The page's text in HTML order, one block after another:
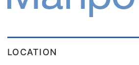
LOCATION